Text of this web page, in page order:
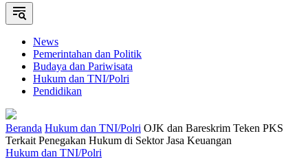
News
Pemerintahan dan Politik
Budaya dan Pariwisata
Hukum dan TNI/Polri
Pendidikan
Beranda Hukum dan TNI/Polri OJK dan Bareskrim Teken PKS
Terkait Penegakan Hukum di Sektor Jasa Keuangan
Hukum dan TNI/Polri